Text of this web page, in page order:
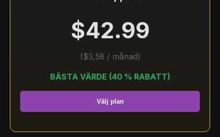
$42.99
($3,58 / månad)
BÄSTA VÄRDE (40 % RABATT)
Välj plan